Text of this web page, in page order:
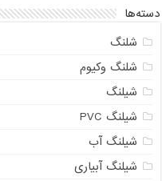
دسته‌ها
شلنگ
شلنگ وکیوم
شیلنگ
شیلنگ PVC
شیلنگ آب
شیلنگ آبیاری